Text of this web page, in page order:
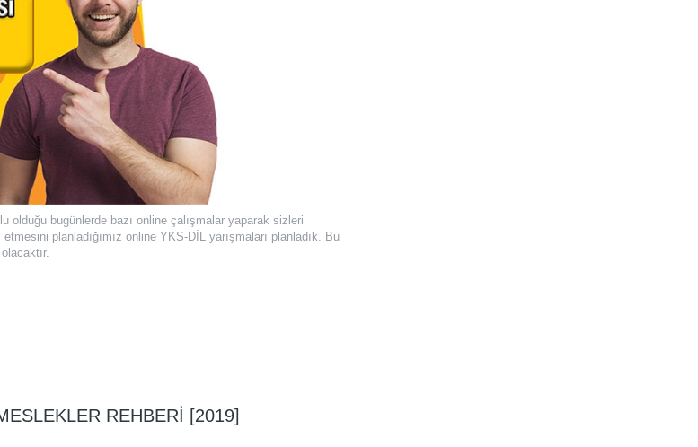
olduğu bugünlerde bazı online çalışmalar yaparak sizleri
planladığımız online YKS-DİL yarışmaları planladık. Bu
REHBERI [2019]